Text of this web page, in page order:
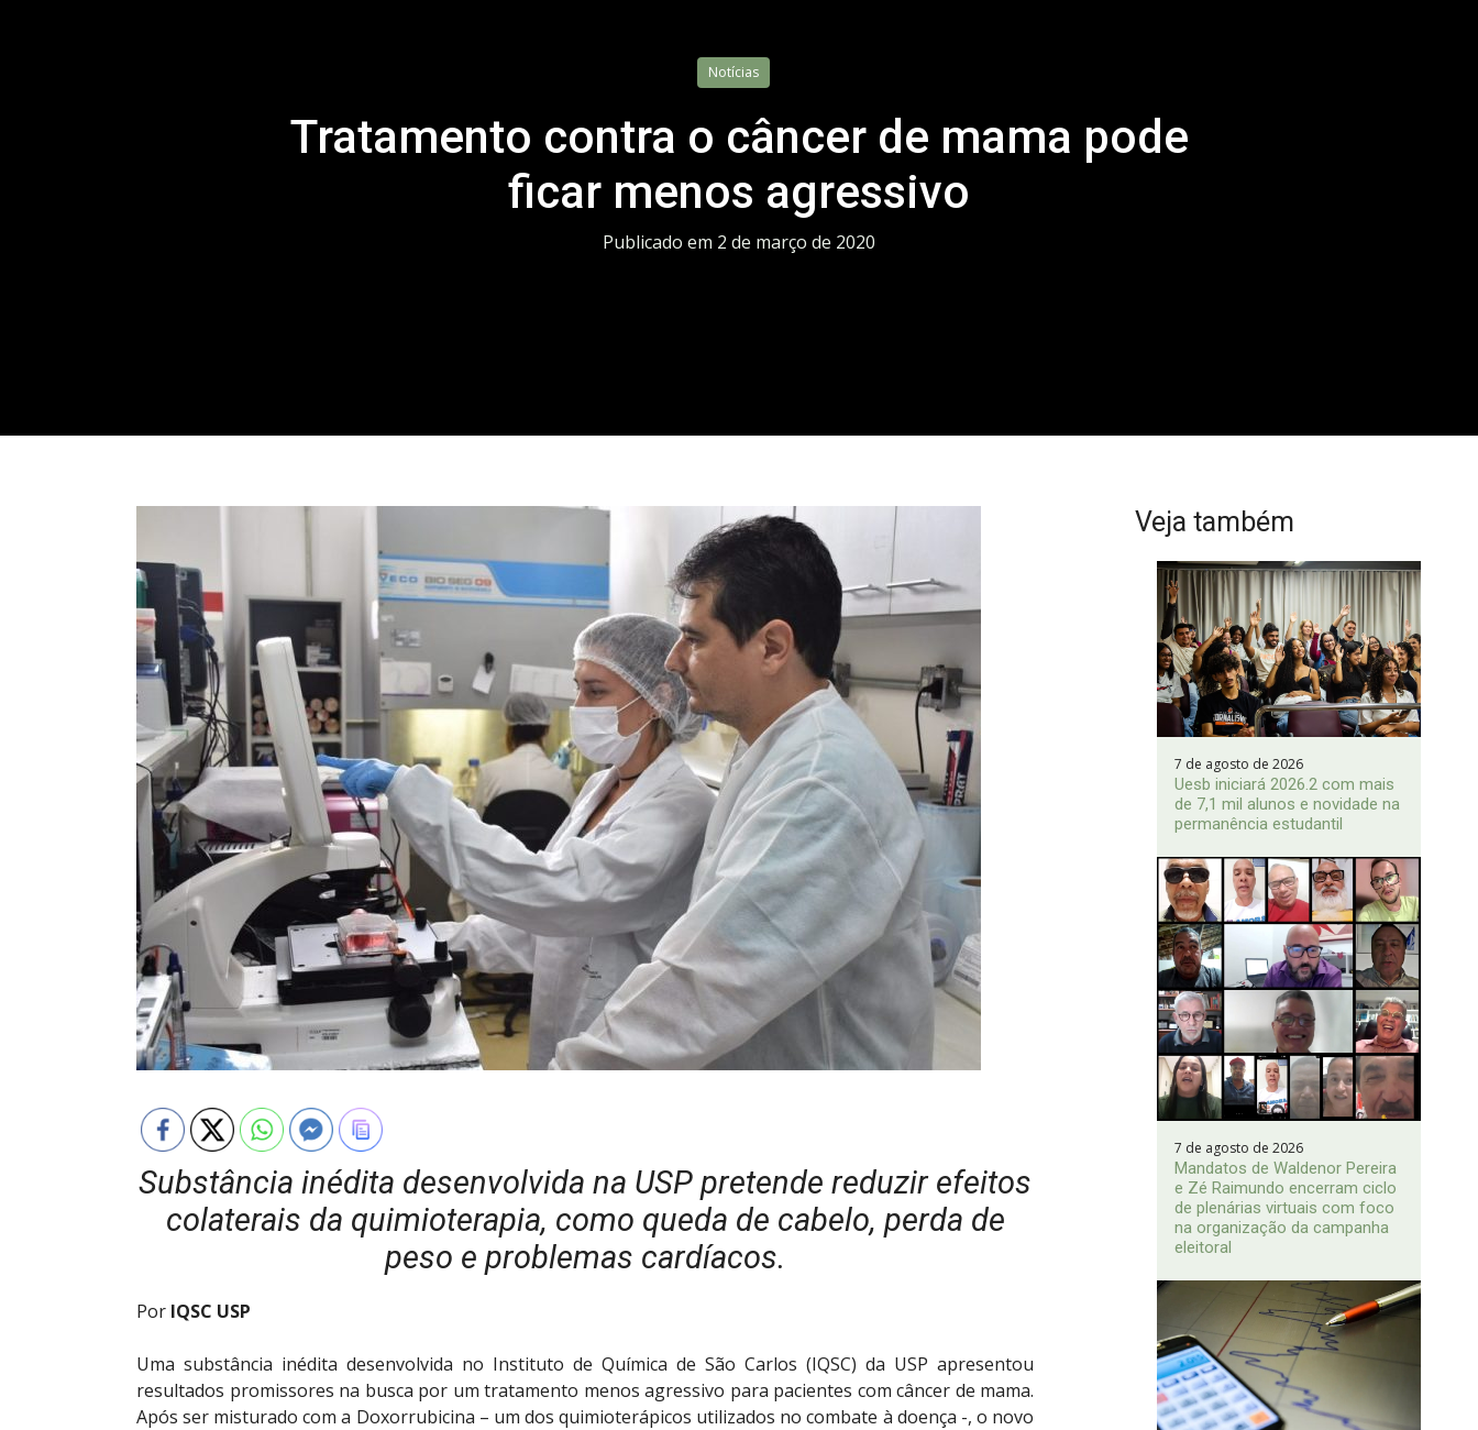
Notícias
Tratamento contra o câncer de mama pode
ficar menos agressivo
Publicado em 2 de março de 2020
Substância inédita desenvolvida na USP pretende reduzir efeitos
colaterais da quimioterapia, como queda de cabelo, perda de
peso e problemas cardíacos.
Por IQSC USP
Uma substância inédita desenvolvida no Instituto de Química de São Carlos (IQSC) da USP apresentou
resultados promissores na busca por um tratamento menos agressivo para pacientes com câncer de mama.
Após ser misturado com a Doxorrubicina – um dos quimioterápicos utilizados no combate à doença -, o novo
Veja também
7 de agosto de 2026
Uesb iniciará 2026.2 com mais
de 7,1 mil alunos e novidade na
permanência estudantil
7 de agosto de 2026
Mandatos de Waldenor Pereira
e Zé Raimundo encerram ciclo
de plenárias virtuais com foco
na organização da campanha
eleitoral